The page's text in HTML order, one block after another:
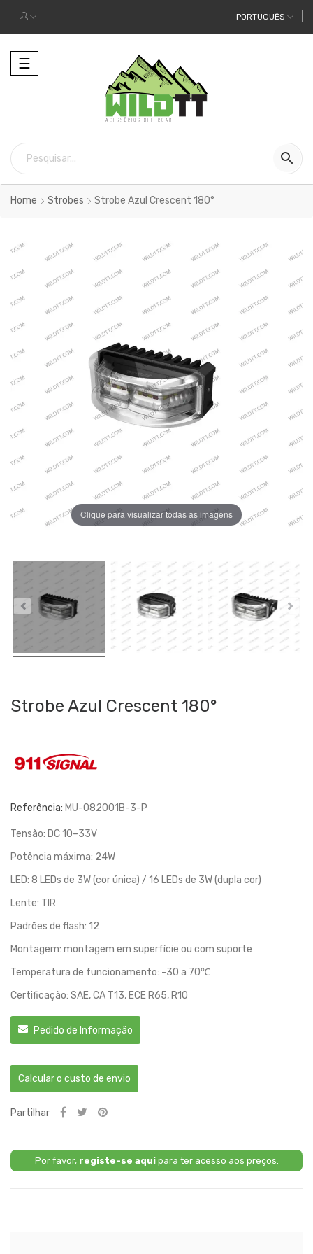
PORTUGUÊS
Alternar
a
☰

Home Strobes Strobe Azul Crescent 180°
Clique para visualizar todas as imagens
Strobe Azul Crescent 180°
Referência: MU-082001B-3-P
Tensão: DC 10–33V
Potência máxima: 24W
LED: 8 LEDs de 3W (cor única) / 16 LEDs de 3W (dupla cor)
Lente: TIR
Padrões de flash: 12
Montagem: montagem em superfície ou com suporte
Temperatura de funcionamento: -30 a 70℃
Certificação: SAE, CA T13, ECE R65, R10
Pedido de Informação
Calcular o custo de envio
Partilhar
Por favor, registe-se aquipara ter acesso aos preços.